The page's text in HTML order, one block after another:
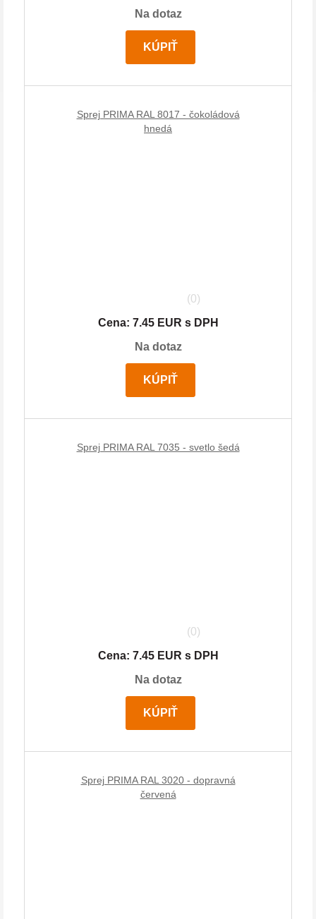
Na dotaz
KÚPIŤ
Sprej PRIMA RAL 8017 - čokoládová
hnedá
(0)
Cena: 7.45 EUR s DPH
Na dotaz
KÚPIŤ
Sprej PRIMA RAL 7035 - svetlo šedá
(0)
Cena: 7.45 EUR s DPH
Na dotaz
KÚPIŤ
Sprej PRIMA RAL 3020 - dopravná
červená